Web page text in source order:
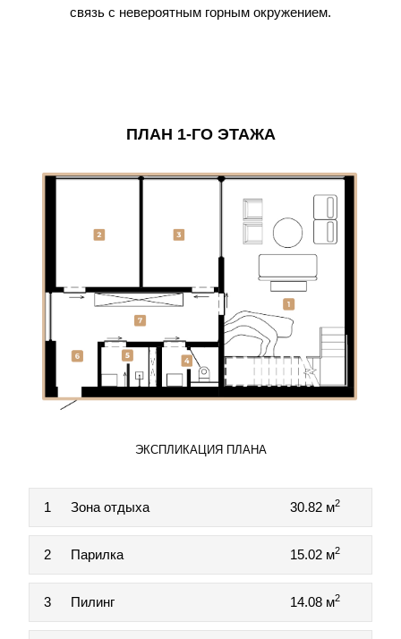
связь с невероятным горным окружением.
ПЛАН 1-ГО ЭТАЖА
ЭКСПЛИКАЦИЯ ПЛАНА
1 Зона отдыха 30.82 м2
2 Парилка 15.02 м2
3 Пилинг 14.08 м2